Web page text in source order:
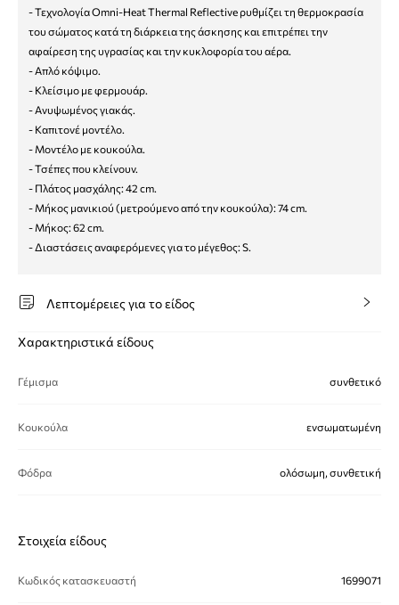
- Τεχνολογία Omni-Heat Thermal Reflective ρυθμίζει τη θερμοκρασία
του σώματος κατά τη διάρκεια της άσκησης και επιτρέπει την
αφαίρεση της υγρασίας και την κυκλοφορία του αέρα.
- Απλό κόψιμο.
- Κλείσιμο με φερμουάρ.
- Ανυψωμένος γιακάς.
- Καπιτονέ μοντέλο.
- Μοντέλο με κουκούλα.
- Τσέπες που κλείνουν.
- Πλάτος μασχάλης: 42 cm.
- Μήκος μανικιού (μετρούμενο από την κουκούλα): 74 cm.
- Μήκος: 62 cm.
- Διαστάσεις αναφερόμενες για το μέγεθος: S.
Λεπτομέρειες για το είδος
Χαρακτηριστικά είδους
Γέμισμα συνθετικό
Κουκούλα ενσωματωμένη
Φόδρα ολόσωμη, συνθετική
Στοιχεία είδους
Κωδικός κατασκευαστή 1699071